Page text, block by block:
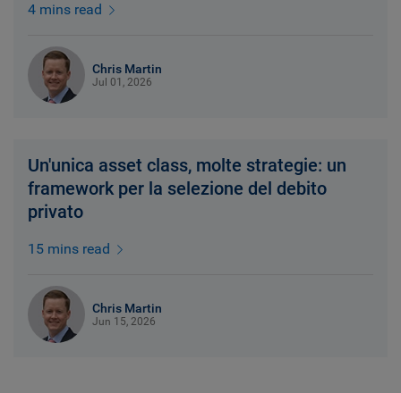
4 mins read
Chris Martin
Jul 01, 2026
Un'unica asset class, molte strategie: un
framework per la selezione del debito
privato
15 mins read
Chris Martin
Jun 15, 2026